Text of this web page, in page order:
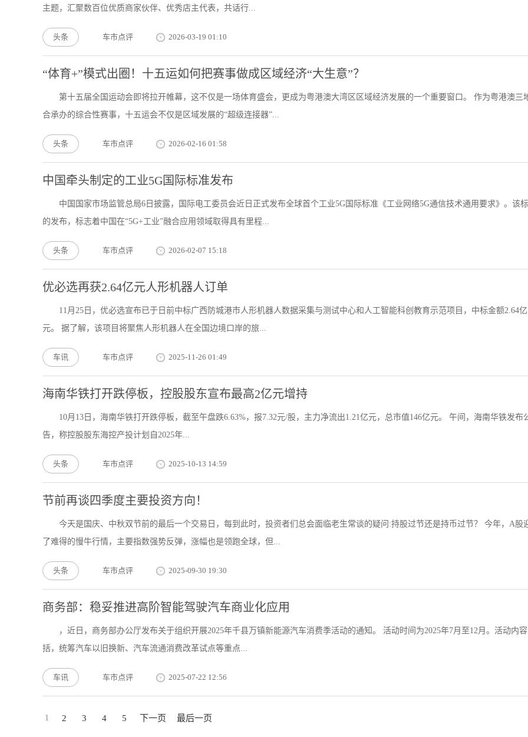
主题，汇聚数百位优质商家伙伴、优秀店主代表，共话行...
头条 车市点评 2026-03-19 01:10
“体育+”模式出圈！十五运如何把赛事做成区域经济“大生意”？
第十五届全国运动会即将拉开帷幕，这不仅是一场体育盛会，更成为粤港澳大湾区区域经济发展的一个重要窗口。 作为粤港澳三
合承办的综合性赛事，十五运会不仅是区域发展的“超级连接器”...
头条 车市点评 2026-02-16 01:58
中国牵头制定的工业5G国际标准发布
中国国家市场监管总局6日披露，国际电工委员会近日正式发布全球首个工业5G国际标准《工业网络5G通信技术通用要求》。该
的发布，标志着中国在“5G+工业”融合应用领域取得具有里程...
头条 车市点评 2026-02-07 15:18
优必选再获2.64亿元人形机器人订单
11月25日，优必选宣布已于日前中标广西防城港市人形机器人数据采集与测试中心和人工智能科创教育示范项目，中标金额2.64亿
元。 据了解，该项目将聚焦人形机器人在全国边境口岸的旅...
车讯 车市点评 2025-11-26 01:49
海南华铁打开跌停板，控股股东宣布最高2亿元增持
10月13日，海南华铁打开跌停板，截至午盘跌6.63%，报7.32元/股，主力净流出1.21亿元，总市值146亿元。 午间，海南华铁发布
告，称控股股东海控产投计划自2025年...
头条 车市点评 2025-10-13 14:59
节前再谈四季度主要投资方向！
今天是国庆、中秋双节前的最后一个交易日，每到此时，投资者们总会面临老生常谈的疑问:持股过节还是持币过节？ 今年，A股
了难得的慢牛行情，主要指数强势反弹，涨幅也是领跑全球，但...
头条 车市点评 2025-09-30 19:30
商务部：稳妥推进高阶智能驾驶汽车商业化应用
，近日，商务部办公厅发布关于组织开展2025年千县万镇新能源汽车消费季活动的通知。 活动时间为2025年7月至12月。活动内
括，统筹汽车以旧换新、汽车流通消费改革试点等重点...
车讯 车市点评 2025-07-22 12:56
1 2 3 4 5 下一页 最后一页